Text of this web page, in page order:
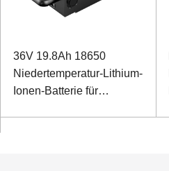
36V 19.8Ah 18650
Niedertemperatur-Lithium-
Ionen-Batterie für